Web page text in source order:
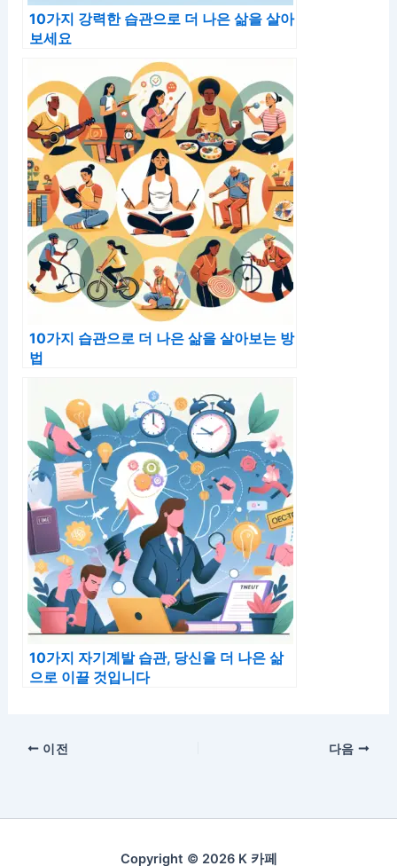
10가지 강력한 습관으로 더 나은 삶을 살아
보세요
10가지 습관으로 더 나은 삶을 살아보는 방
법
10가지 자기계발 습관, 당신을 더 나은 삶
으로 이끌 것입니다
이전 다음
Copyright © 2026 K 카페